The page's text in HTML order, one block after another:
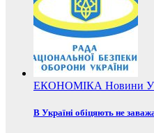
ЕКОНОМІКА Новини
В Україні обіцяють не